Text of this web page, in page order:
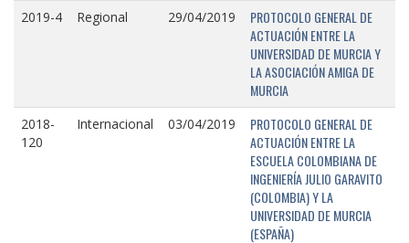
2019-4 Regional 29/04/2019
PROTOCOLO GENERAL DE
ACTUACIÓN ENTRE LA
UNIVERSIDAD DE MURCIA Y
LA ASOCIACIÓN AMIGA DE
MURCIA
2018-
120
Internacional 03/04/2019
PROTOCOLO GENERAL DE
ACTUACIÓN ENTRE LA
ESCUELA COLOMBIANA DE
INGENIERÍA JULIO GARAVITO
(COLOMBIA) Y LA
UNIVERSIDAD DE MURCIA
(ESPAÑA)